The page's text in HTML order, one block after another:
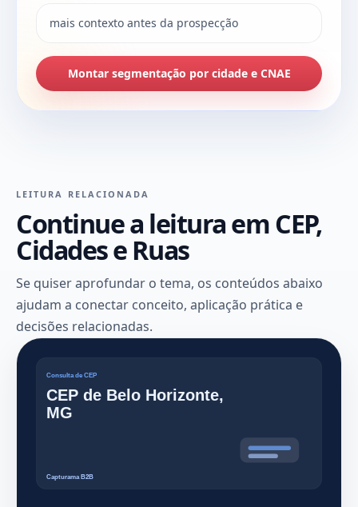
mais contexto antes da prospecção
Montar segmentação por cidade e CNAE
LEITURA RELACIONADA
Continue a leitura em CEP,
Cidades e Ruas
Se quiser aprofundar o tema, os conteúdos abaixo
ajudam a conectar conceito, aplicação prática e
decisões relacionadas.